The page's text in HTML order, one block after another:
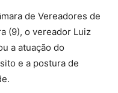
de Vereadores de
(9), o vereador Luiz
a atuação do
e a postura de